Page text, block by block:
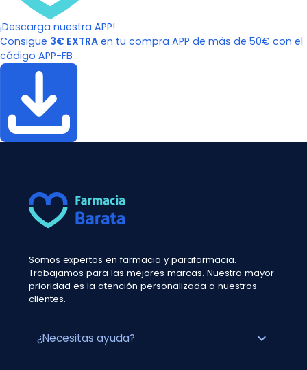
¡Descarga nuestra APP!
Consigue 3€ EXTRA en tu compra APP de más de 50€ con el
código APP-FB
Somos expertos en farmacia y parafarmacia.
Trabajamos para las mejores marcas. Nuestra mayor
prioridad es la atención personalizada a nuestros
clientes.
¿Necesitas ayuda? expand_more